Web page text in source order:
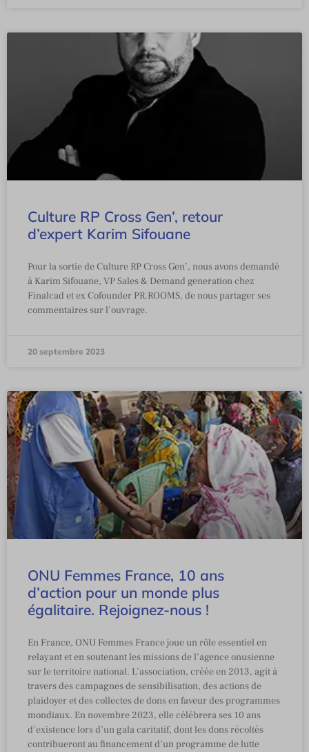
Culture RP Cross Gen’, retour
d’expert Karim Sifouane
Pour la sortie de Culture RP Cross Gen’, nous avons demandé
à Karim Sifouane, VP Sales & Demand generation chez
Finalcad et ex Cofounder PR.ROOMS, de nous partager ses
commentaires sur l’ouvrage.
20 septembre 2023
ONU Femmes France, 10 ans
d’action pour un monde plus
égalitaire. Rejoignez-nous !
En France, ONU Femmes France joue un rôle essentiel en
relayant et en soutenant les missions de l’agence onusienne
sur le territoire national. L’association, créée en 2013, agit à
travers des campagnes de sensibilisation, des actions de
plaidoyer et des collectes de dons en faveur des programmes
mondiaux. En novembre 2023, elle célébrera ses 10 ans
d’existence lors d’un gala caritatif, dont les dons récoltés
contribueront au financement d’un programme de lutte